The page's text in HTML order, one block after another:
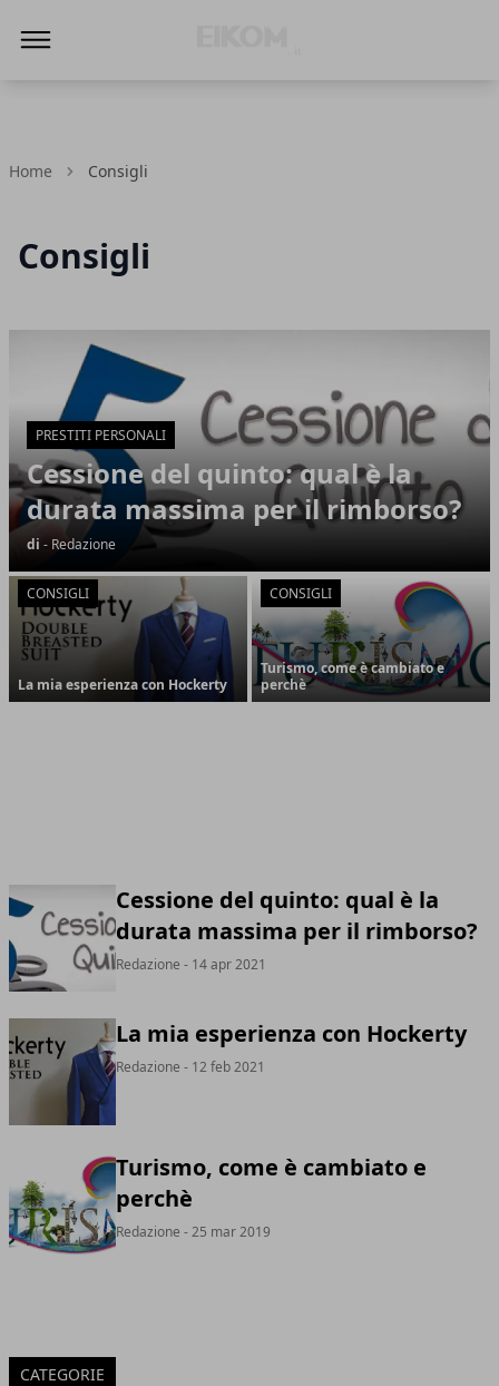
Home Consigli
Consigli
Articoli in Evidenza
PRESTITI PERSONALI
Cessione del quinto: qual è la
durata massima per il rimborso?
di - Redazione
CONSIGLI
La mia esperienza con Hockerty
CONSIGLI
Turismo, come è cambiato e
perchè
Cessione del quinto: qual è la
durata massima per il rimborso?
Redazione - 14 apr 2021
La mia esperienza con Hockerty
Redazione - 12 feb 2021
Turismo, come è cambiato e
perchè
Redazione - 25 mar 2019
CATEGORIE